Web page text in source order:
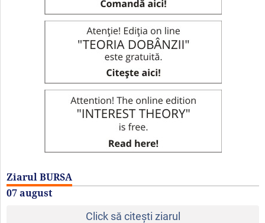
Ziarul BURSA
07 august
Click să citeşti ziarul